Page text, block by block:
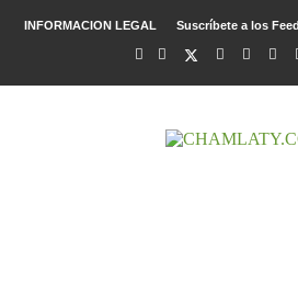
INFORMACION LEGAL Suscríbete a los